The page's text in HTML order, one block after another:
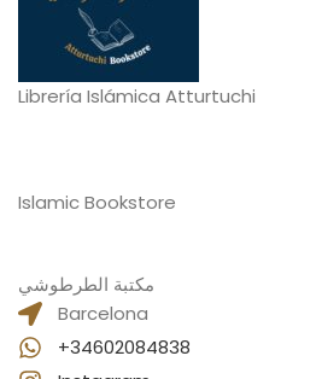
Librería Islámica Atturtuchi
Islamic Bookstore
مكتبة الطرطوشي
Barcelona
+34602084838